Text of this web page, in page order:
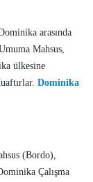
arasında
Mahsus,
ülkesine
Dominika
(Bordo),
Çalışma